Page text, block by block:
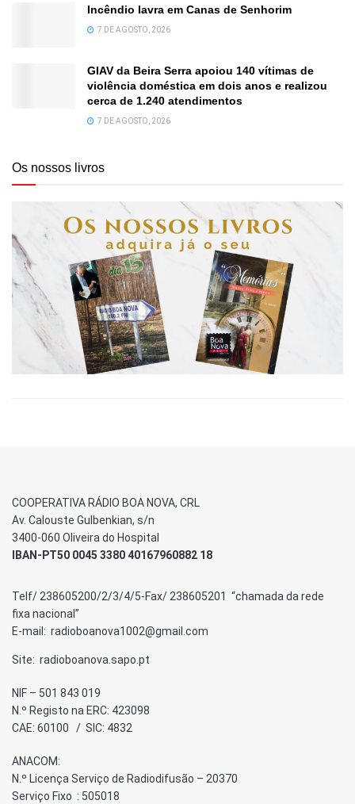
Incêndio lavra em Canas de Senhorim
7 DE AGOSTO, 2026
GIAV da Beira Serra apoiou 140 vítimas de
violência doméstica em dois anos e realizou
cerca de 1.240 atendimentos
7 DE AGOSTO, 2026
Os nossos livros
COOPERATIVA RÁDIO BOA NOVA, CRL
Av. Calouste Gulbenkian, s/n
3400-060 Oliveira do Hospital
IBAN-PT50 0045 3380 40167960882 18
Telf/ 238605200/2/3/4/5-Fax/ 238605201 “chamada da rede
fixa nacional”
E-mail: radioboanova1002@gmail.com
Site: radioboanova.sapo.pt
NIF – 501 843 019
N.º Registo na ERC: 423098
CAE: 60100 / SIC: 4832
ANACOM:
N.º Licença Serviço de Radiodifusão – 20370
Serviço Fixo : 505018